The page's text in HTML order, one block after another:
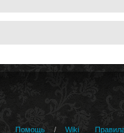
Помощь / Wiki